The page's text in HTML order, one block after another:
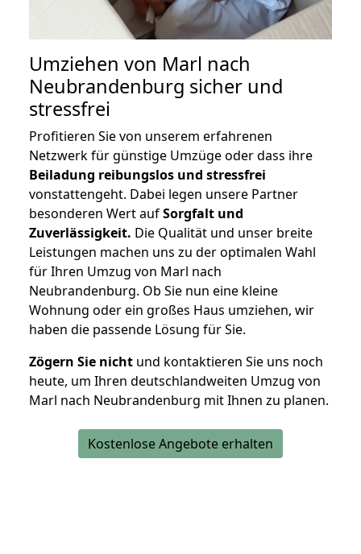
Umziehen von Marl nach
Neubrandenburg sicher und
stressfrei
Profitieren Sie von unserem erfahrenen
Netzwerk für günstige Umzüge oder dass ihre
Beiladung reibungslos und stressfrei
vonstattengeht. Dabei legen unsere Partner
besonderen Wert aufSorgfalt und
Zuverlässigkeit. Die Qualität und unser breite
Leistungen machen uns zu der optimalen Wahl
für Ihren Umzug von Marl nach
Neubrandenburg. Ob Sie nun eine kleine
Wohnung oder ein großes Haus umziehen, wir
haben die passende Lösung für Sie.
Zögern Sie nicht und kontaktieren Sie uns noch
heute, um Ihren deutschlandweiten Umzug von
Marl nach Neubrandenburg mit Ihnen zu planen.
Kostenlose Angebote erhalten